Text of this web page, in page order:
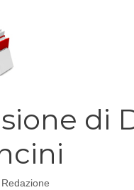
di
Redazione